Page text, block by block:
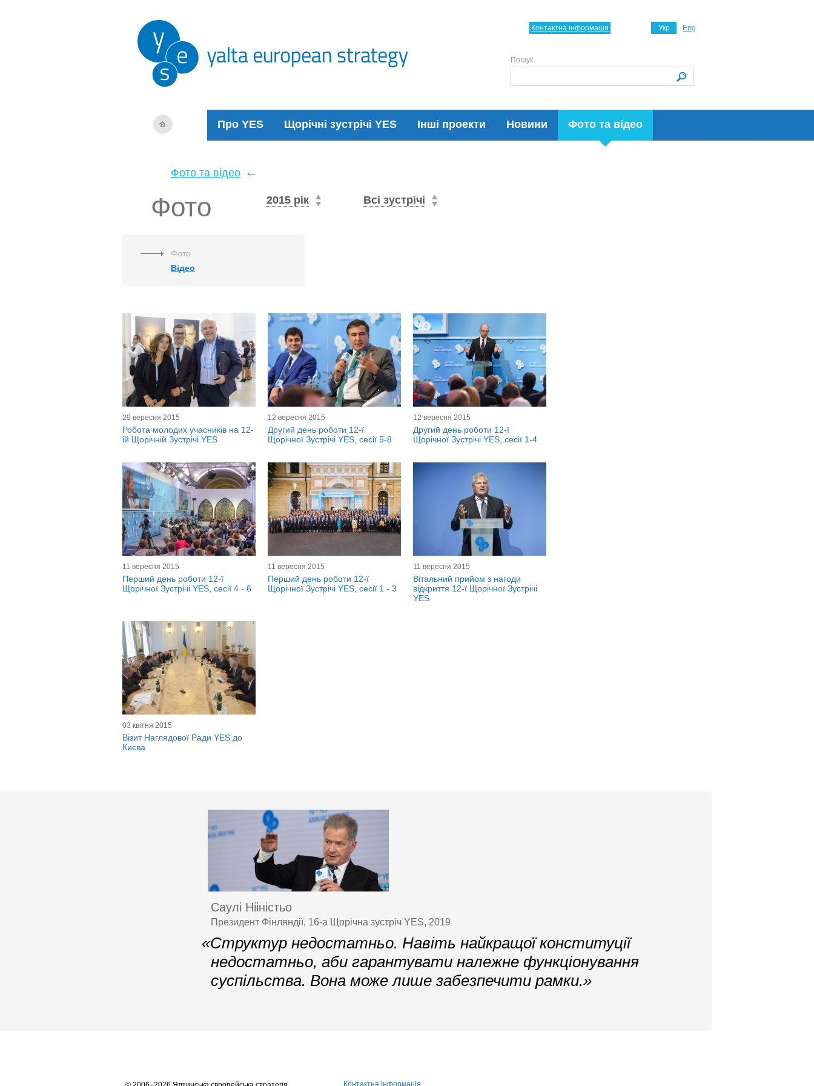
Про YES Щорічні зустрічі YES Інші проекти Новини Фото та відео
Укр Eng
Контактна інформація
Пошук
Фото та відео ←
Фото 2015 рік Всі зустрічі
Фото
Відео
29 вересня 2015
Робота молодих учасників на 12-
ій Щорічній Зустрічі YES
12 вересня 2015
Другий день роботи 12-ї
Щорічної Зустрічі YES, сесії 5-8
12 вересня 2015
Другий день роботи 12-ї
Щорічної Зустрічі YES, сесії 1-4
11 вересня 2015
Перший день роботи 12-ї
Щорічної Зустрічі YES, сесії 4 - 6
11 вересня 2015
Перший день роботи 12-ї
Щорічної Зустрічі YES, сесії 1 - 3
11 вересня 2015
Вітальний прийом з нагоди
відкриття 12-ї Щорічної Зустрічі
YES
03 квітня 2015
Візит Наглядової Ради YES до
Києва
Саулі Нііністьо
Президент Фінляндії, 16-а Щорічна зустріч YES, 2019
«Структур недостатньо. Навіть найкращої конституції
недостатньо, аби гарантувати належне функціонування
суспільства. Вона може лише забезпечити рамки.»
Контактна інформація